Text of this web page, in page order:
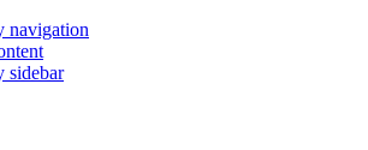
navigation
sidebar